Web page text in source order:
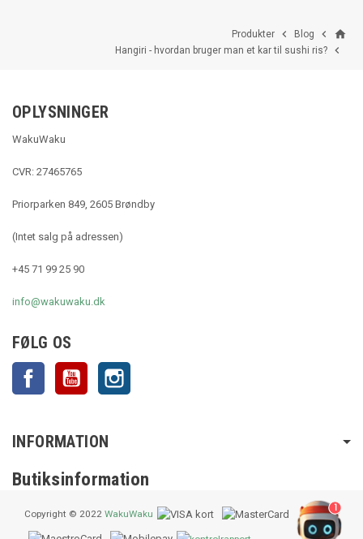
home

Blog

Produkter

Hangiri - hvordan bruger man et kar til sushi ris?
OPLYSNINGER
WakuWaku
CVR: 27465765
Priorparken 849, 2605 Brøndby
(Intet salg på adressen)
+45 71 99 25 90
info@wakuwaku.dk
FØLG OS
Facebook YouTube
INFORMATION
Butiksinformation
Copyright © 2022 WakuWaku 1